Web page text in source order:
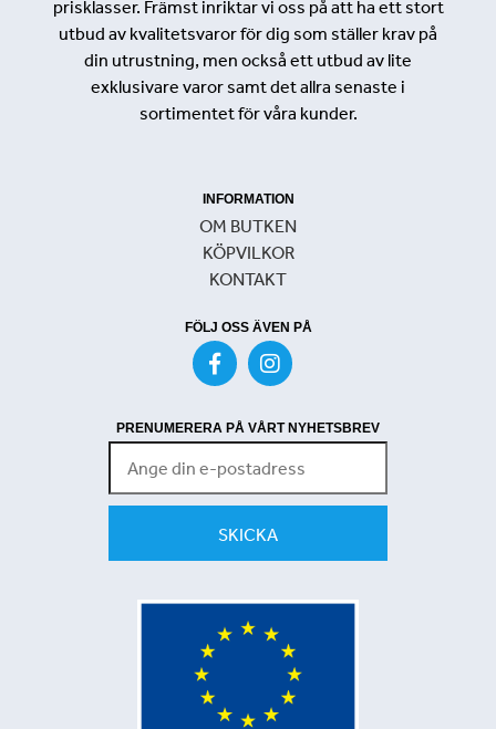
prisklasser. Främst inriktar vi oss på att ha ett stort
utbud av kvalitetsvaror för dig som ställer krav på
din utrustning, men också ett utbud av lite
exklusivare varor samt det allra senaste i
sortimentet för våra kunder.
INFORMATION
OM BUTKEN
KÖPVILKOR
KONTAKT
FÖLJ OSS ÄVEN PÅ
PRENUMERERA PÅ VÅRT NYHETSBREV